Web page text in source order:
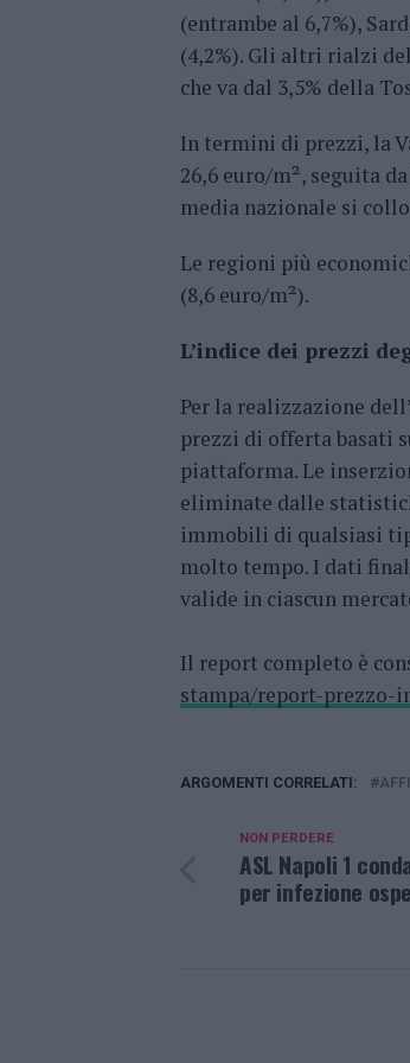
(entrambe al 6,7%),
(4,2%). Gli altri rialzi
che va dal 3,5% della
In termini di prezzi, la
26,6 euro/m², seguita
media nazionale si
Le regioni più
(8,6 euro/m²).
L’indice dei prezzi
Per la realizzazione
prezzi di offerta basati
piattaforma. Le
eliminate dalle
immobili di qualsiasi
molto tempo. I dati
valide in ciascun
Il report completo è
stampa/report-
ARGOMENTI CORRELATI:
NON PERDERE
ASL Napoli 1
per infezione